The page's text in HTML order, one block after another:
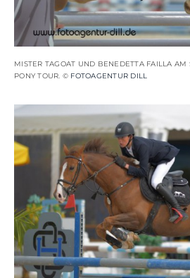
MISTER TAGOAT UND BENEDETTA FAILLA
PONY TOUR. © FOTOAGENTUR DILL